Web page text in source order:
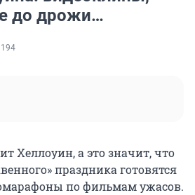
до дрожи…
194
Хеллоуин, а это значит, что
праздника готовятся
по фильмам ужасов.